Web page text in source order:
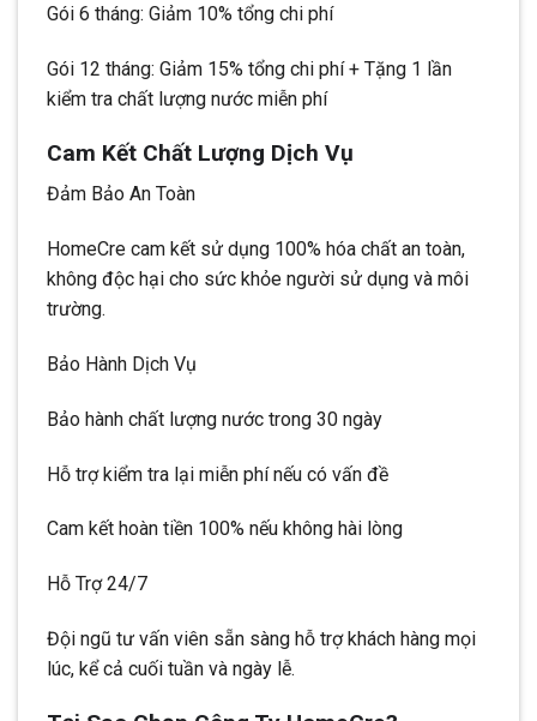
Gói 6 tháng: Giảm 10% tổng chi phí
Gói 12 tháng: Giảm 15% tổng chi phí + Tặng 1 lần
kiểm tra chất lượng nước miễn phí
Cam Kết Chất Lượng Dịch Vụ
Đảm Bảo An Toàn
HomeCre cam kết sử dụng 100% hóa chất an toàn,
không độc hại cho sức khỏe người sử dụng và môi
trường.
Bảo Hành Dịch Vụ
Bảo hành chất lượng nước trong 30 ngày
Hỗ trợ kiểm tra lại miễn phí nếu có vấn đề
Cam kết hoàn tiền 100% nếu không hài lòng
Hỗ Trợ 24/7
Đội ngũ tư vấn viên sẵn sàng hỗ trợ khách hàng mọi
lúc, kể cả cuối tuần và ngày lễ.